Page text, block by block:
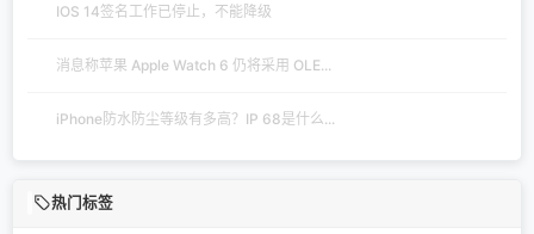
IOS 14签名工作已停止，不能降级
消息称苹果 Apple Watch 6 仍将采用 OLE...
iPhone防水防尘等级有多高？IP 68是什么...
热门标签